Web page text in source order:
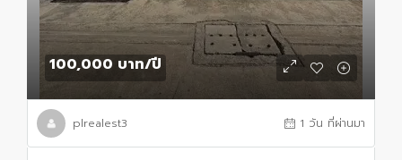
100,000 บาท/ปี
plrealest3 1 วัน ที่ผ่านมา